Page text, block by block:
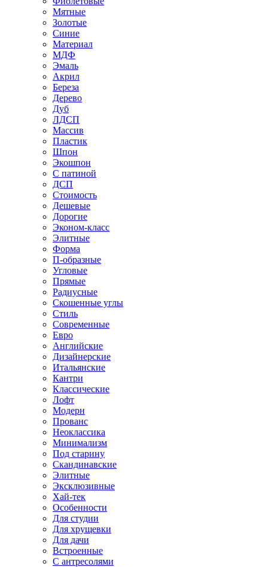
Мятные
Золотые
Синие
Материал
МДФ
Эмаль
Акрил
Береза
Дерево
Дуб
ЛДСП
Массив
Пластик
Шпон
Экошпон
С патиной
ДСП
Стоимость
Дешевые
Дорогие
Эконом-класс
Элитные
Форма
П-образные
Угловые
Прямые
Радиусные
Скошенные углы
Стиль
Современные
Евро
Английские
Дизайнерские
Итальянские
Кантри
Классические
Лофт
Модерн
Прованс
Неоклассика
Минимализм
Под старину
Скандинавские
Элитные
Эксклюзивные
Хай-тек
Особенности
Для студии
Для хрущевки
Для дачи
Встроенные
С антресолями